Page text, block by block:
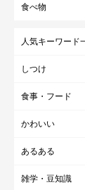
食べ物
人気キーワード
しつけ
食事・フード
かわいい
あるある
雑学・豆知識